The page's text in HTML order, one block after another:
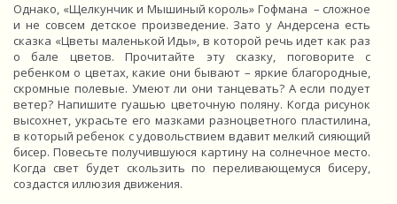
Однако, «Щелкунчик и Мышиный король» Гофмана – сложное
и не совсем детское произведение. Зато у Андерсена есть
сказка «Цветы маленькой Иды», в которой речь идет как раз
о бале цветов. Прочитайте эту сказку, поговорите с
ребенком о цветах, какие они бывают – яркие благородные,
скромные полевые. Умеют ли они танцевать? А если подует
ветер? Напишите гуашью цветочную поляну. Когда рисунок
высохнет, украсьте его мазками разноцветного пластилина,
в который ребенок с удовольствием вдавит мелкий сияющий
бисер. Повесьте получившуюся картину на солнечное место.
Когда свет будет скользить по переливающемуся бисеру,
создастся иллюзия движения.